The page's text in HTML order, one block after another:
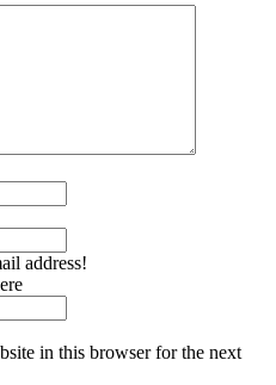
address!
in this browser for the next